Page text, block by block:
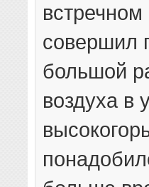
встречном
совершил
большой
воздуха в